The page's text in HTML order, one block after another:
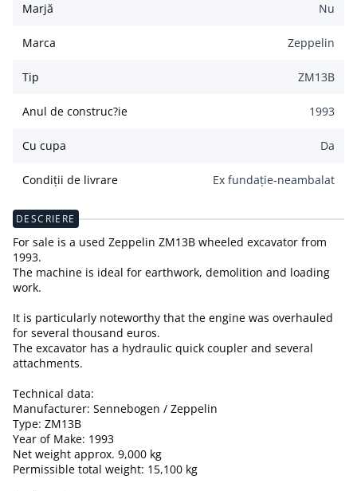
Marjă Nu
Marca Zeppelin
Tip ZM13B
Anul de construc?ie 1993
Cu cupa Da
Condiții de livrare Ex fundație-neambalat
DESCRIERE
For sale is a used Zeppelin ZM13B wheeled excavator from
1993.
The machine is ideal for earthwork, demolition and loading
work.
It is particularly noteworthy that the engine was overhauled
for several thousand euros.
The excavator has a hydraulic quick coupler and several
attachments.
Technical data:
Manufacturer: Sennebogen / Zeppelin
Type: ZM13B
Year of Make: 1993
Net weight approx. 9,000 kg
Permissible total weight: 15,100 kg